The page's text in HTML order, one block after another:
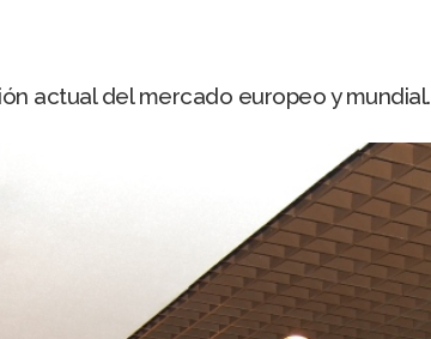
actual del mercado europeo y mundial.